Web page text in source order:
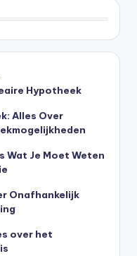
Hypotheek
Alles Over
Wat Je Moet Weten
Onafhankelijk
over het